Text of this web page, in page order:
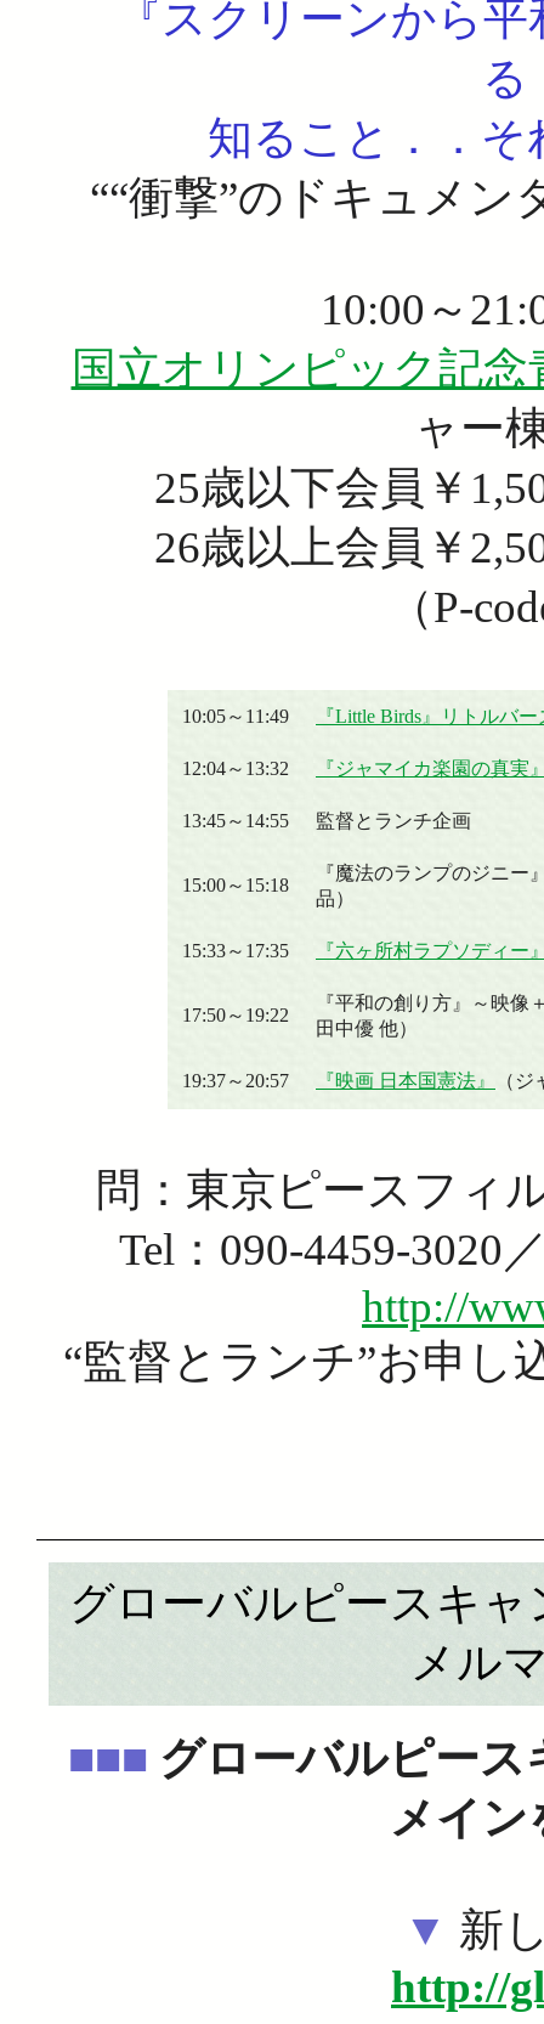
『スクリーンから
る
知ること．．
““衝撃”のドキュメン
10:00～
国立オリンピック記
ャー
25歳以下会員￥
26歳以上会員￥
（P-
10:05～11:49 『Little Birds』リトルバ
12:04～13:32 『ジャマイカ楽園の真実
13:45～14:55 監督とランチ企画
15:00～15:18
『魔法のランプのジニ
品）
15:33～17:35 『六ヶ所村ラプソディー
17:50～19:22
『平和の創り方』～映
田中優 他）
19:37～20:57 『映画 日本国憲法』 （
問：東京ピースフィ
Tel：090-4459-3020
http://
“監督とランチ”お申し
グローバルピースキ
メル
■■■ グローバルピー
メイン
▼ 新
http://